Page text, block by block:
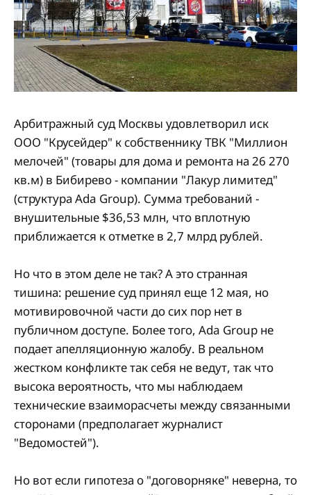
Арбитражный суд Москвы удовлетворил иск
ООО "Крусейдер" к собственнику ТВК "Миллион
мелочей" (товары для дома и ремонта на 26 270
кв.м) в Бибирево - компании "Лакур лимитед"
(структура Ada Group). Сумма требований -
внушительные $36,53 млн, что вплотную
приближается к отметке в 2,7 млрд рублей.
Но что в этом деле не так? А это странная
тишина: решение суд принял еще 12 мая, но
мотивировочной части до сих пор нет в
публичном доступе. Более того, Ada Group не
подает апелляционную жалобу. В реальном
жестком конфликте так себя не ведут, так что
высока вероятность, что мы наблюдаем
технические взаиморасчеты между связанными
сторонами (предполагает журналист
"Ведомостей").
Но вот если гипотеза о "договорняке" неверна, то